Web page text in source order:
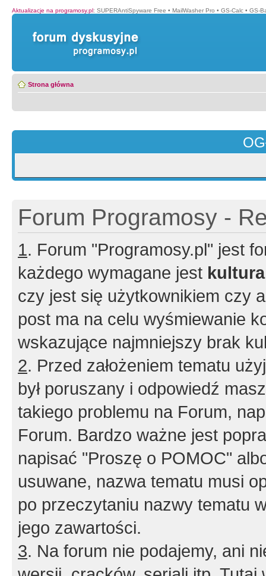
Aktualizacje na programosy.pl: SUPERAntiSpyware Free • MailWasher Pro • GS-Calc • GS-
Strona główna
Forum Programosy -
1. Forum "Programosy.pl" jest
każdego wymagane jest
czy jest się użytkownikiem czy
post ma na celu wyśmiewanie
wskazujące najmniejszy brak
2. Przed założeniem tematu
był poruszany i odpowiedź
takiego problemu na Forum,
Forum. Bardzo ważne jest
napisać "Proszę o POMOC"
usuwane, nazwa tematu musi
po przeczytaniu nazwy tematu
jego zawartości.
3. Na forum nie podajemy, ani